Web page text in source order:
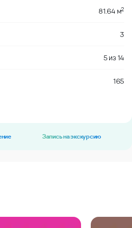
81.64 м2
3
5 из14
165
Запись на экскурсию